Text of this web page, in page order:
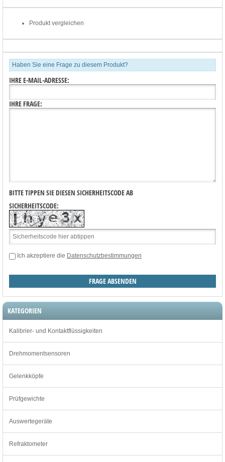
Produkt vergleichen
Haben Sie eine Frage zu diesem Produkt?
IHRE E-MAIL-ADRESSE:
IHRE FRAGE:
BITTE TIPPEN SIE DIESEN SICHERHEITSCODE AB
SICHERHEITSCODE:
Ich akzeptiere die Datenschutzbestimmungen
KATEGORIEN
Kalibrier- und Kontaktflüssigkeiten
Drehmomentsensoren
Gelenkköpfe
Prüfgewichte
Auswertegeräte
Refraktometer